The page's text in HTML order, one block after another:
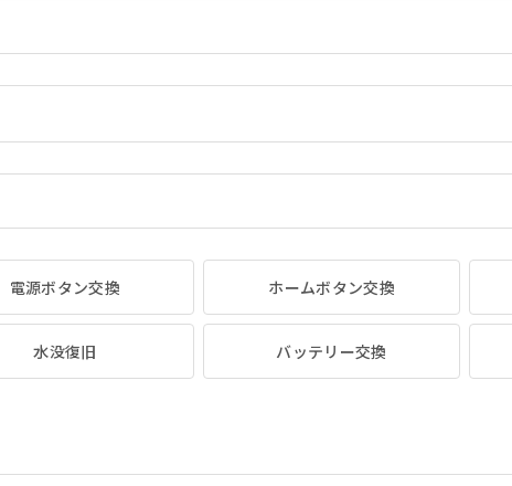
電源ボタン交換 ホームボタン交換
水没復旧 バッテリー交換